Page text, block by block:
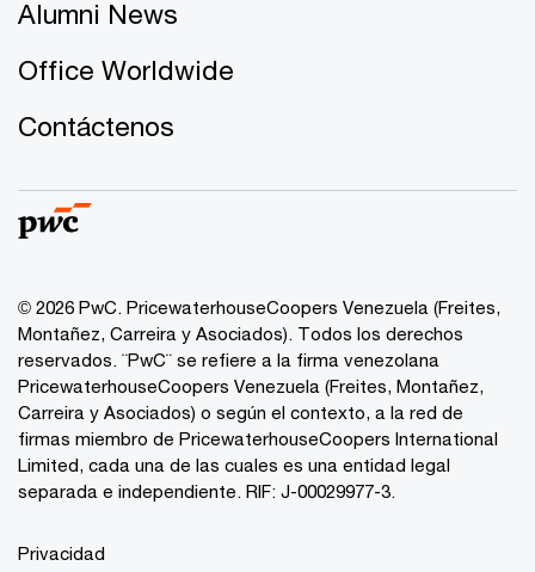
Alumni News
Office Worldwide
Contáctenos
© 2026 PwC. PricewaterhouseCoopers Venezuela (Freites,
Montañez, Carreira y Asociados). Todos los derechos
reservados. ¨PwC¨ se refiere a la firma venezolana
PricewaterhouseCoopers Venezuela (Freites, Montañez,
Carreira y Asociados) o según el contexto, a la red de
firmas miembro de PricewaterhouseCoopers International
Limited, cada una de las cuales es una entidad legal
separada e independiente. RIF: J-00029977-3.
Privacidad